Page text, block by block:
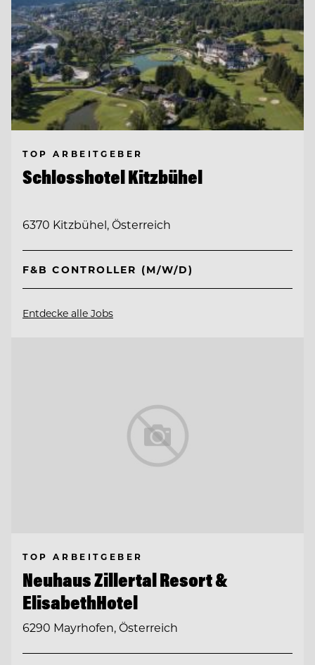
TOP ARBEITGEBER
Schlosshotel Kitzbühel
6370 Kitzbühel, Österreich
F&B CONTROLLER (M/W/D)
Entdecke alle Jobs
TOP ARBEITGEBER
Neuhaus Zillertal Resort &
ElisabethHotel
6290 Mayrhofen, Österreich